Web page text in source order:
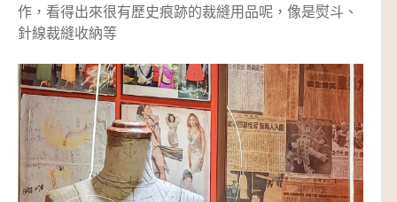
作，看得出來很有歷史痕跡的裁縫用品呢，像是熨斗、
針線裁縫收納等